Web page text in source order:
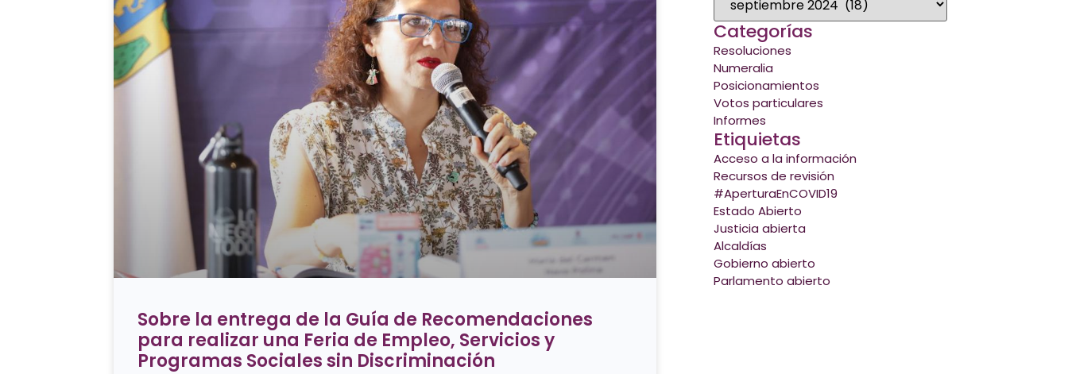
Sobre la entrega de la Guía de Recomendaciones
para realizar una Feria de Empleo, Servicios y
Programas Sociales sin Discriminación
Categorías
Resoluciones
Numeralia
Posicionamientos
Votos particulares
Informes
Etiquietas
Acceso a la información
Recursos de revisión
#AperturaEnCOVID19
Estado Abierto
Justicia abierta
Alcaldías
Gobierno abierto
Parlamento abierto